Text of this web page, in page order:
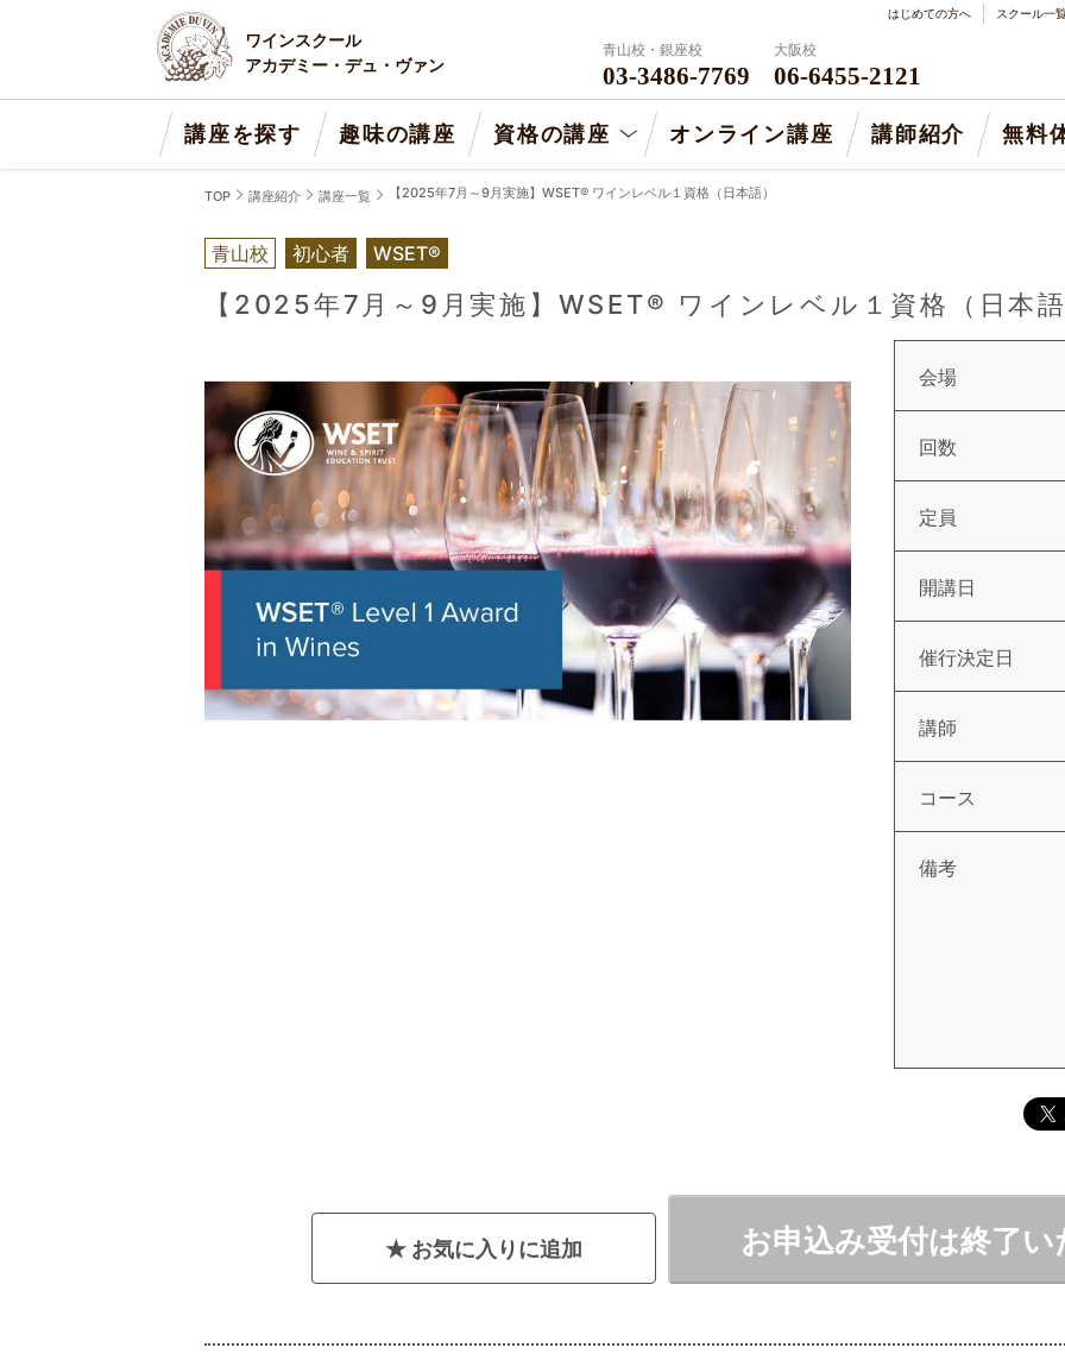
ワインスクール
アカデミー・デュ・ヴァン
青山校・銀座校
03-3486-7769
大阪校
06-6455-2121
はじめての方へ スクール一
講座を探す 趣味の講座 資格の講座 オンライン講座 講師紹介 無料
TOP 講座紹介 講座一覧 【2025年7月～9月実施】WSET® ワインレベル１資格（日本語）
青山校 初心者 WSET®
【2025年7月～9月実施】WSET® ワインレベル１資格（日本
会場
回数
定員
開講日
催行決定日
講師
コース
備考
お気に入りに追加 お申込み受付は終了